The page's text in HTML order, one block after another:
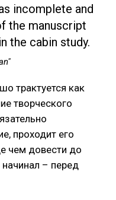
incomplete and
the manuscript
the cabin study.
трактуется как
творческого
проходит его
чем довести до
– перед